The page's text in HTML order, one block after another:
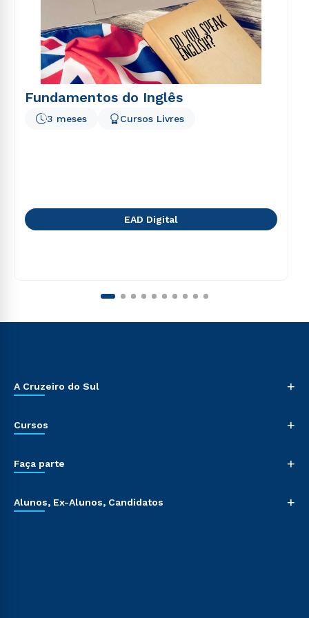
Fundamentos do Inglês
3 meses Cursos Livres
EAD Digital
A Cruzeiro do Sul +
Cursos +
Faça parte +
Alunos, Ex-Alunos, Candidatos +